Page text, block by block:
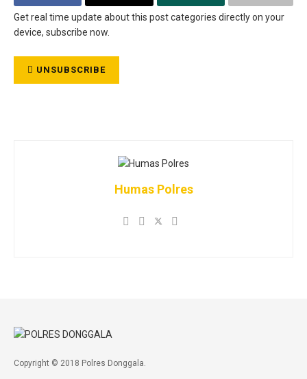
Get real time update about this post categories directly on your
device, subscribe now.
UNSUBSCRIBE
Humas Polres
Copyright © 2018 Polres Donggala.